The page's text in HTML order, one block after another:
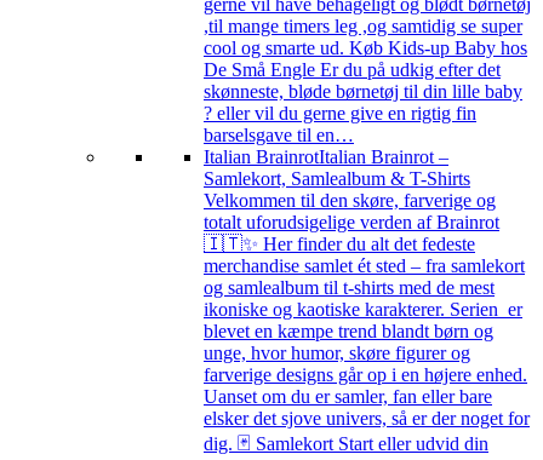
,til mange timers leg ,og samtidig se super
cool og smarte ud. Køb Kids-up Baby hos
De Små Engle Er du på udkig efter det
skønneste, bløde børnetøj til din lille baby
? eller vil du gerne give en rigtig fin
barselsgave til en…
Italian BrainrotItalian Brainrot –
Samlekort, Samlealbum & T-Shirts
Velkommen til den skøre, farverige og
totalt uforudsigelige verden af Brainrot
🇮🇹✨ Her finder du alt det fedeste
merchandise samlet ét sted – fra samlekort
og samlealbum til t-shirts med de mest
ikoniske og kaotiske karakterer. Serien er
blevet en kæmpe trend blandt børn og
unge, hvor humor, skøre figurer og
farverige designs går op i en højere enhed.
Uanset om du er samler, fan eller bare
elsker det sjove univers, så er der noget for
dig. 🃏 Samlekort Start eller udvid din